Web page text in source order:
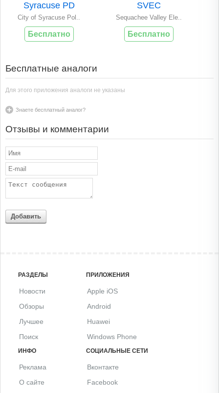
Syracuse PD
City of Syracuse Pol..
Бесплатно
SVEC
Sequachee Valley Ele..
Бесплатно
Бесплатные аналоги
Для этого приложения аналоги не указаны
Знаете бесплатный аналог?
Отзывы и комментарии
Добавить
РАЗДЕЛЫ
Новости
Обзоры
Лучшее
Поиск
ПРИЛОЖЕНИЯ
Apple iOS
Android
Huawei
Windows Phone
ИНФО
Реклама
О сайте
СОЦИАЛЬНЫЕ СЕТИ
Вконтакте
Facebook